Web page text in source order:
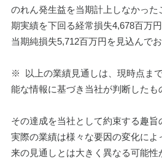
のれん発生益を当期計上しなかっ
期実績を下回る経常損失4,678百万
当期純損失5,712百万円を見込んでお
※  以上の業績見通しは、現時点ま
能な情報に基づき当社が判断したも
その達成を当社として約束する趣旨
実際の業績は様々な要因の変化に
来の見通しとは大きく異なる可能性